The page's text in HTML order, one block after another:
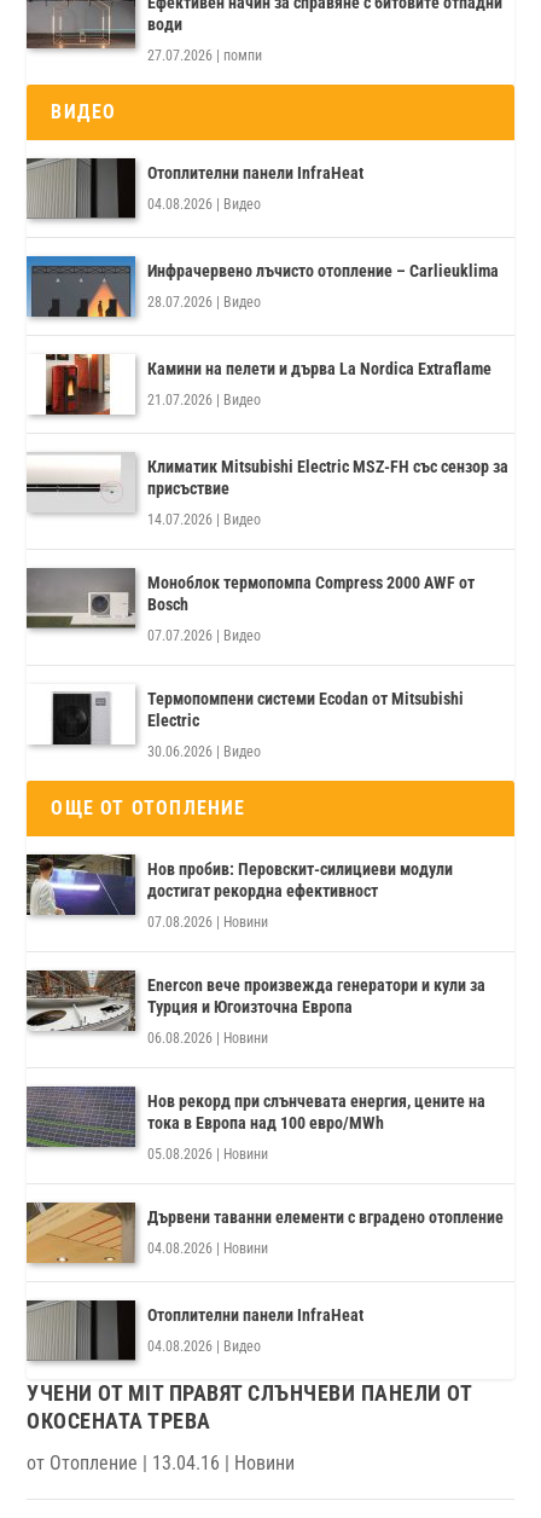
води
27.07.2026 | помпи
ВИДЕО
Отоплителни панели InfraHeat
04.08.2026 | Видео
Инфрачервено лъчисто отопление – Carlieuklima
28.07.2026 | Видео
Камини на пелети и дърва La Nordica Extraflame
21.07.2026 | Видео
Климатик Mitsubishi Electric MSZ-FH със сензор за
присъствие
14.07.2026 | Видео
Моноблок термопомпа Compress 2000 AWF от
Bosch
07.07.2026 | Видео
Термопомпени системи Ecodan от Mitsubishi
Electric
30.06.2026 | Видео
ОЩЕ ОТ ОТОПЛЕНИЕ
Нов пробив: Перовскит-силициеви модули
достигат рекордна ефективност
07.08.2026 | Новини
Enercon вече произвежда генератори и кули за
Турция и Югоизточна Европа
06.08.2026 | Новини
Нов рекорд при слънчевата енергия, цените на
тока в Европа над 100 евро/MWh
05.08.2026 | Новини
Дървени таванни елементи с вградено отопление
04.08.2026 | Новини
Отоплителни панели InfraHeat
04.08.2026 | Видео
УЧЕНИ ОТ MIT ПРАВЯТ СЛЪНЧЕВИ ПАНЕЛИ ОТ
ОКОСЕНАТА ТРЕВА
от Отопление | 13.04.16 | Новини